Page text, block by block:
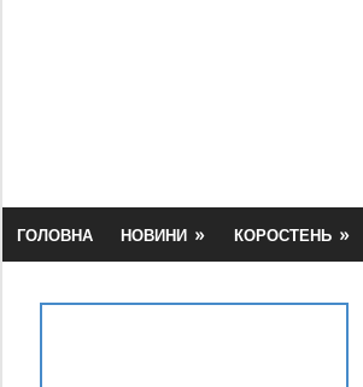
ГОЛОВНА НОВИНИ КОРОСТЕНЬ